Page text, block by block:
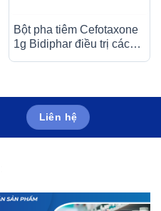
Bột pha tiêm Cefotaxone
1g Bidiphar điều trị các
Liên hệ